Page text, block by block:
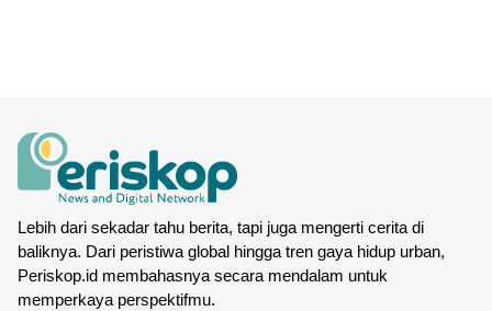
Lebih dari sekadar tahu berita, tapi juga mengerti cerita di
baliknya. Dari peristiwa global hingga tren gaya hidup urban,
Periskop.id membahasnya secara mendalam untuk
memperkaya perspektifmu.